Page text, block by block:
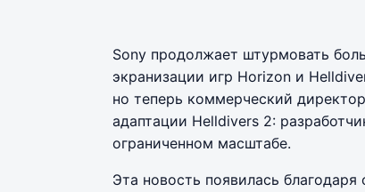
Sony продолжает штурмовать
экранизации игр Horizon и
но теперь коммерческий
адаптации Helldivers 2:
ограниченном масштабе.
Эта новость появилась